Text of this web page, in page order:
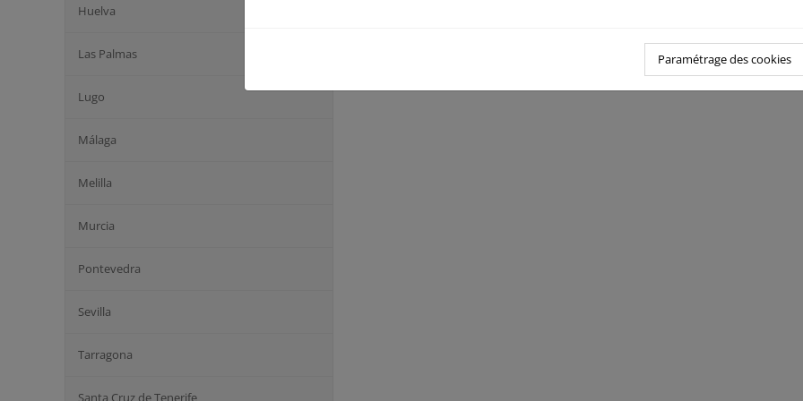
Huelva
Las Palmas
Lugo
Málaga
Melilla
Murcia
Pontevedra
Sevilla
Tarragona
Santa Cruz de Tenerife
Paramétrage des cookies